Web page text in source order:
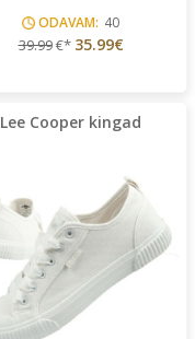
ODAVAM: 40
39.99€* 35.99€
Lee Cooper kingad